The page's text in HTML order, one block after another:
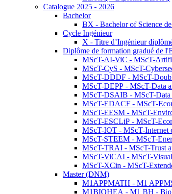
Catalogue 2025 - 2026
Bachelor
BX - Bachelor of Science
Cycle Ingénieur
X - Titre d’Ingénieur
Diplôme de formation gradué de
MScT-AI-ViC - MScT-
MScT-CyS - MScT-
MScT-DDDF - MScT-
MScT-DEPP - MScT-Data
MScT-DSAIB - MScT-Data
MScT-EDACF - MScT-
MScT-EESM - MScT-
MScT-ESCLiP - MScT-
MScT-IOT - MScT-Internet
MScT-STEEM - MScT-
MScT-TRAI - MScT-Trust
MScT-ViCAI - MScT-
MScT-XCin - MScT-
Master (DNM)
M1APPMATH - M1
M1BIOHEA - M1 BH -